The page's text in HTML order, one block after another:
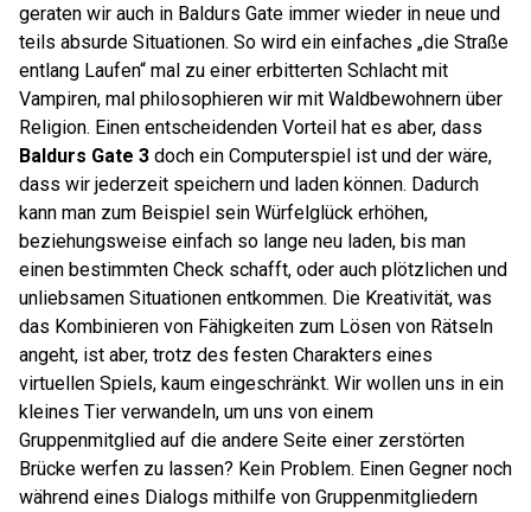
geraten wir auch in Baldurs Gate immer wieder in neue und
teils absurde Situationen. So wird ein einfaches „die Straße
entlang Laufen“ mal zu einer erbitterten Schlacht mit
Vampiren, mal philosophieren wir mit Waldbewohnern über
Religion. Einen entscheidenden Vorteil hat es aber, dass
Baldurs Gate 3 doch ein Computerspiel ist und der wäre,
dass wir jederzeit speichern und laden können. Dadurch
kann man zum Beispiel sein Würfelglück erhöhen,
beziehungsweise einfach so lange neu laden, bis man
einen bestimmten Check schafft, oder auch plötzlichen und
unliebsamen Situationen entkommen. Die Kreativität, was
das Kombinieren von Fähigkeiten zum Lösen von Rätseln
angeht, ist aber, trotz des festen Charakters eines
virtuellen Spiels, kaum eingeschränkt. Wir wollen uns in ein
kleines Tier verwandeln, um uns von einem
Gruppenmitglied auf die andere Seite einer zerstörten
Brücke werfen zu lassen? Kein Problem. Einen Gegner noch
während eines Dialogs mithilfe von Gruppenmitgliedern